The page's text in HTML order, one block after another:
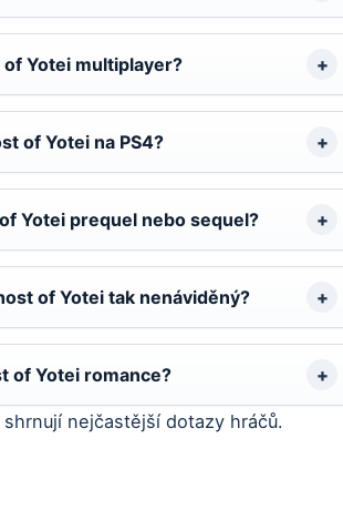
of Yotei multiplayer?
of Yotei na PS4?
Yotei prequel nebo sequel?
of Yotei tak nenáviděný?
of Yotei romance?
nejčastější dotazy hráčů.